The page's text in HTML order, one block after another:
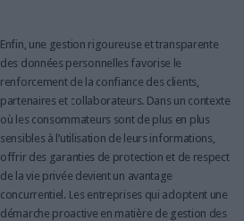
Enfin, une gestion rigoureuse et transparente
des données personnelles favorise le
renforcement de la confiance des clients,
partenaires et collaborateurs. Dans un contexte
où les consommateurs sont de plus en plus
sensibles à l’utilisation de leurs informations,
offrir des garanties de protection et de respect
de la vie privée devient un avantage
concurrentiel. Les entreprises qui adoptent une
démarche proactive en matière de gestion des